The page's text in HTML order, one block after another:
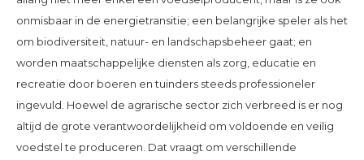
onmisbaar in de energietransitie; een belangrijke speler als het
om biodiversiteit, natuur- en landschapsbeheer gaat; en
worden maatschappelijke diensten als zorg, educatie en
recreatie door boeren en tuinders steeds professioneler
ingevuld. Hoewel de agrarische sector zich verbreed is er nog
altijd de grote verantwoordelijkheid om voldoende en veilig
voedstel te produceren. Dat vraagt om verschillende